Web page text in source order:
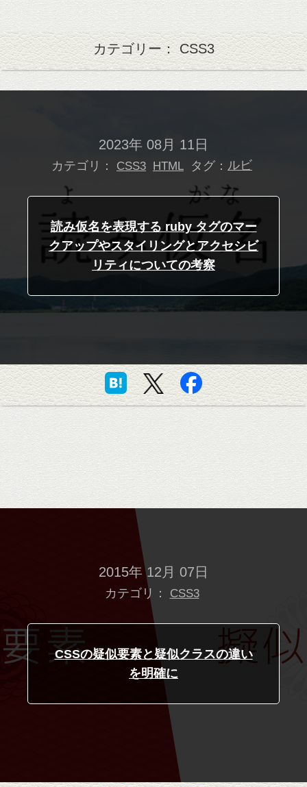
カテゴリー： CSS3
2023年 08月 11日
カテゴリ： CSS3 HTML タグ： ルビ
読み仮名を表現する ruby タグのマー
クアップやスタイリングとアクセシビ
リティについての考察
2015年 12月 07日
カテゴリ： CSS3
CSSの疑似要素と疑似クラスの違い
を明確に